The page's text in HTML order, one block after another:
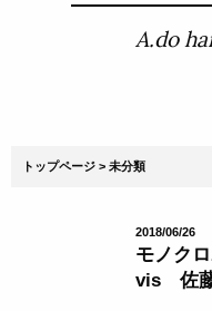
A.do
トップページ 未分類
2018/06/26
モノク
vis 佐